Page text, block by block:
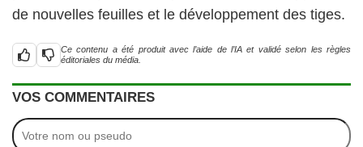
de nouvelles feuilles et le développement des tiges.
Ce contenu a été produit avec l’aide de l’IA et validé selon les règles
éditoriales du média.
VOS COMMENTAIRES